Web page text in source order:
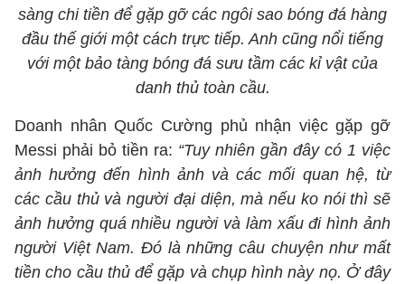
sàng chi tiền để gặp gỡ các ngôi sao bóng đá hàng
đầu thế giới một cách trực tiếp. Anh cũng nổi tiếng
với một bảo tàng bóng đá sưu tầm các kỉ vật của
danh thủ toàn cầu.
Doanh nhân Quốc Cường phủ nhận việc gặp gỡ
Messi phải bỏ tiền ra: “Tuy nhiên gần đây có 1 việc
ảnh hưởng đến hình ảnh và các mối quan hệ, từ
các cầu thủ và người đại diện, mà nếu ko nói thì sẽ
ảnh hưởng quá nhiều người và làm xấu đi hình ảnh
người Việt Nam. Đó là những câu chuyện như mất
tiền cho cầu thủ để gặp và chụp hình này nọ. Ở đây